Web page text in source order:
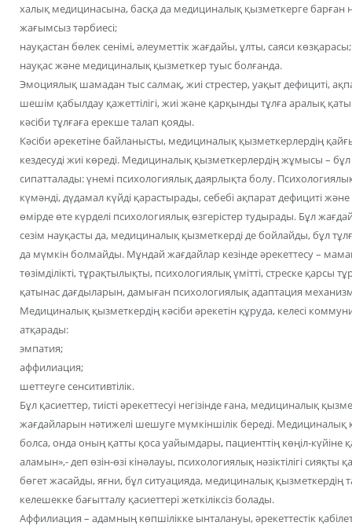
халық медицинасына, басқа да медициналық қызметкерге барған
жағымсыз тәрбиесі;
науқастан бөлек сенімі, әлеуметтік жағдайы, ұлты, саяси көзқарасы;
науқас және медициналық қызметкер туыс болғанда.
Эмоциялық шамадан тыс салмақ, жиі стрестер, уақыт дефициті,
шешім қабылдау қажеттілігі, жиі және қарқынды тұлға аралық
кәсіби тұлғаға ерекше талап қояды.
Кәсіби әрекетіне байланысты, медициналық қызметкерлердің
кездесуді жиі көреді. Медициналық қызметкерлердің жұмысы –
сипатталады: үнемі психологиялық даярлықта болу.
күмәнді, дүдамал күйді қарастырады, себебі ақпарат дефициті
өмірде өте күрделі психологиялық өзгерістер тудырады. Бұл
сезім науқасты да, медициналық қызметкерді де бойлайды, бұл
да мүмкін болмайды. Мұндай жағдайлар кезінде әрекеттесу –
төзімділікті, тұрақтылықты, психологиялық үмітті, стреске қарсы
қатынас дағдыларын, дамыған психологиялық адаптация
Медициналық қызметкердің кәсіби әрекетін құруда, келесі
атқарады:
эмпатия;
аффилиация;
шеттеуге сенситивтілік.
Бұл қасиеттер, тиісті әрекеттесуі негізінде ғана, медициналық
жағдайларын нәтижелі шешуге мүмкіншілік береді.
болса, онда оның қатты қоса уайымдары, пациенттің көңіл-күйіне
аламын»,- деп өзін-өзі кінәлауы, психологиялық нәзіктілігі сияқты
бөгет жасайды, яғни, бұл ситуацияда, медициналық
келешекке бағытталу қасиеттері жеткіліксіз болады.
Аффилиация – адамның көпшілікке ынталануы, әрекеттестік